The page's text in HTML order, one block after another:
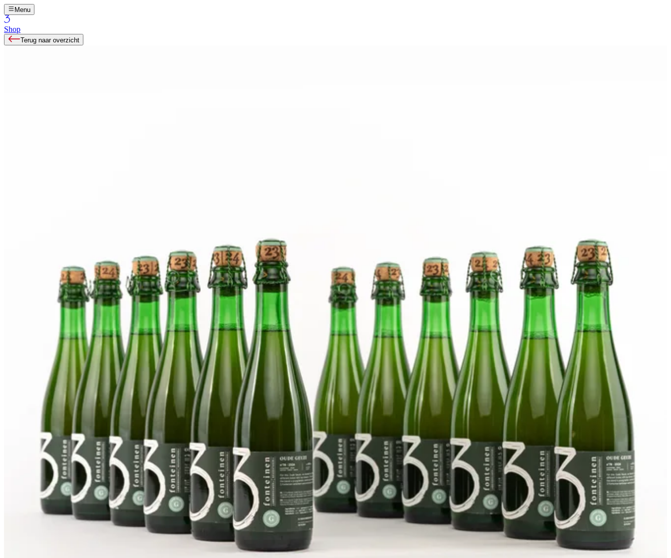
Menu
Shop
Terug naar overzicht